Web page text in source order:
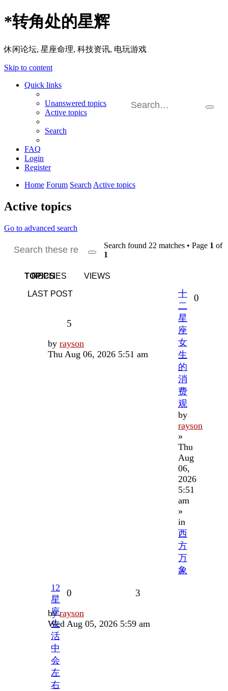
*转角处的星辉
休闲论坛, 星座命理, 科技资讯, 电玩游戏
Skip to content
Quick links
Unanswered topics
Active topics
Search
FAQ
Login
Register
Home Forum Search Active topics
Active topics
Go to advanced search
Search
Advanced
Search found 22 matches • Page 1 of
1
TOPICS
REPLIES VIEWS
LAST POST
十
二
星
座
女
生
的
消
费
观
by
rayson
»
Thu
Aug
06,
2026
5:51
am
»
in
西
方
万
象
0
5
Last
post
by rayson
Thu Aug 06, 2026 5:51 am
12
星
座
生
活
中
会
左
右
0 3
Last
post
byrayson
Wed Aug 05, 2026 5:59 am